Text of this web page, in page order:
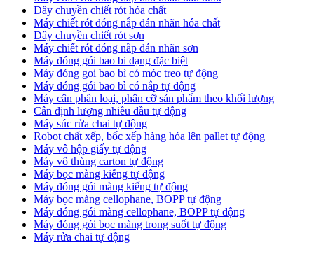
Dây chuyền chiết rót hóa chất
Máy chiết rót đóng nắp dán nhãn hóa chất
Dây chuyền chiết rót sơn
Máy chiết rót đóng nắp dán nhãn sơn
Máy đóng gói bao bi dạng đặc biệt
Máy đóng goi bao bì có móc treo tự động
Máy đóng gói bao bì có nắp tự động
Máy cân phân loại, phân cỡ sản phẩm theo khối lượng
Cân định lượng nhiều đầu tự động
Máy súc rửa chai tự động
Robot chất xếp, bốc xếp hàng hóa lên pallet tự động
Máy vô hộp giấy tự động
Máy vô thùng carton tự động
Máy bọc màng kiếng tự động
Máy đóng gói màng kiếng tự động
Máy bọc màng cellophane, BOPP tự động
Máy đóng gói màng cellophane, BOPP tự động
Máy đóng gói bọc màng trong suốt tự động
Máy rửa chai tự động